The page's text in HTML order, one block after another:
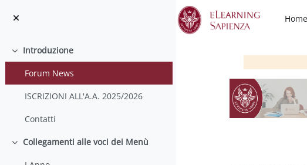
Home
Minimizza
Introduzione
Forum News
ISCRIZIONI ALL'A.A. 2025/2026
Contatti
Minimizza
Collegamenti alle voci dei Menù